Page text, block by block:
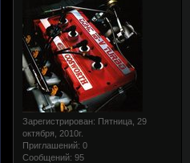
Зарегистрирован: Пятница, 29
октября, 2010г.
Приглашений: 0
Сообщений: 95